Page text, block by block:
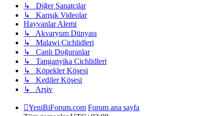
↳ Diğer Sanatçılar
↳ Karışık Videolar
Hayvanlar Alemi
↳ Akvaryum Dünyası
↳ Malawi Cichlidleri
↳ Canlı Doğuranlar
↳ Tanganyika Cichlidleri
↳ Köpekler Köşesi
↳ Kediler Köşesi
↳ Arşiv
YeniBiForum.com Forum ana sayfa